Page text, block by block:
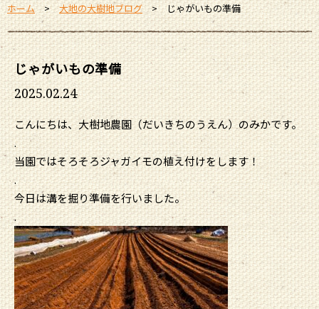
ホーム 大地の大樹地ブログ じゃがいもの準備
じゃがいもの準備
2025.02.24
こんにちは、大樹地農園（だいきちのうえん）のみかです。
.
当園ではそろそろジャガイモの植え付けをします！
.
今日は溝を掘り準備を行いました。
.